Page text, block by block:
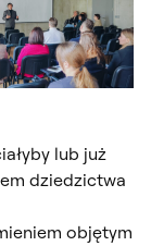
lub już
dziedzictwa
objętym